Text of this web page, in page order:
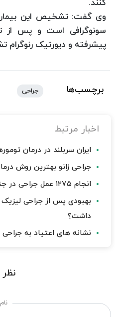
کنند.
وی گفت: تشخیص این
سونوگرافی است و پس از
پیشرفته و دیورتیک
برچسب‌ها جراحی
اخبار مرتبط
ایران سربلند در درمان
جراحی زانو بهترین روش
انجام ۱۲۷۵ عمل جراحی در جنگ تحمیلی سوم
بهبودی پس از جراحی
داشت؟
نشانه های اعتیاد به
نام